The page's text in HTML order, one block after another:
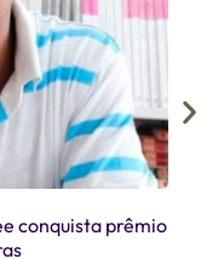
conquista prêmio